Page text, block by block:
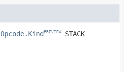
Opcode.Kind PREVIEW STACK